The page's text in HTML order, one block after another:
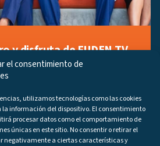
el consentimiento de
utilizamos tecnologías como las cookies
información del dispositivo. El consentimiento
procesar datos como el comportamiento de
únicas en este sitio. No consentir o retirar el
negativamente a ciertas características y
y disfruta de FUDEN TV
y marca tus videos
disponibles.